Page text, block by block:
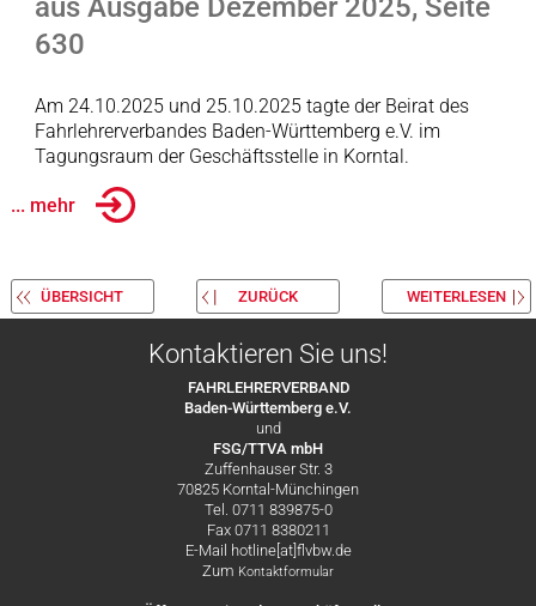
aus Ausgabe Dezember 2025, Seite
630
Am 24.10.2025 und 25.10.2025 tagte der Beirat des
Fahrlehrerverbandes Baden-Württemberg e.V. im
Tagungsraum der Geschäftsstelle in Korntal.
... mehr
ÜBERSICHT ZURÜCK WEITERLESEN
Kontaktieren Sie uns!
FAHRLEHRERVERBAND
Baden-Württemberg e.V.
und
FSG/TTVA mbH
Zuffenhauser Str. 3
70825 Korntal-Münchingen
Tel. 0711 839875-0
Fax 0711 8380211
E-Mail hotline[at]flvbw.de
Zum Kontaktformular